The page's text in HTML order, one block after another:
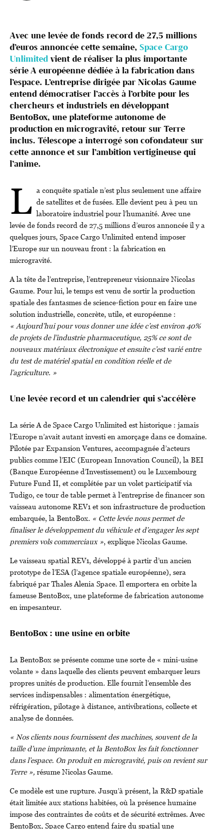
Avec une levée de fonds record de 27,5 millions
d’euros annoncée cette semaine, Space Cargo
Unlimited vient de réaliser la plus importante
série A européenne dédiée à la fabrication dans
l’espace. L’entreprise dirigée par Nicolas Gaume
entend démocratiser l’accès à l’orbite pour les
chercheurs et industriels en développant
BentoBox, une plateforme autonome de
production en microgravité, retour sur Terre
inclus. Télescope a interrogé son cofondateur sur
cette annonce et sur l’ambition vertigineuse qui
l’anime.
L a conquête spatiale n’est plus seulement une affaire
de satellites et de fusées. Elle devient peu à peu un
laboratoire industriel pour l’humanité. Avec une
levée de fonds record de 27,5 millions d’euros annoncée il y a
quelques jours, Space Cargo Unlimited entend imposer
l’Europe sur un nouveau front : la fabrication en
microgravité.
A la tête de l’entreprise, l’entrepreneur visionnaire Nicolas
Gaume. Pour lui, le temps est venu de sortir la production
spatiale des fantasmes de science-fiction pour en faire une
solution industrielle, concrète, utile, et européenne :
« Aujourd’hui pour vous donner une idée c’est environ 40%
de projets de l’industrie pharmaceutique, 25% ce sont de
nouveaux matériaux électronique et ensuite c’est varié entre
du test de matériel spatial en condition réelle et de
l’agriculture. »
Une levée record et un calendrier qui s’accélère
La série A de Space Cargo Unlimited est historique : jamais
l’Europe n’avait autant investi en amorçage dans ce domaine.
Pilotée par Expansion Ventures, accompagnée d’acteurs
publics comme l’EIC (European Innovation Council), la BEI
(Banque Européenne d’Investissement) ou le Luxembourg
Future Fund II, et complétée par un volet participatif via
Tudigo, ce tour de table permet à l’entreprise de financer son
vaisseau autonome REV1 et son infrastructure de production
embarquée, la BentoBox. « Cette levée nous permet de
finaliser le développement du véhicule et d’engager les sept
premiers vols commerciaux », explique Nicolas Gaume.
Le vaisseau spatial REV1, développé à partir d’un ancien
prototype de l’ESA (l’agence spatiale européenne), sera
fabriqué par Thales Alenia Space. Il emportera en orbite la
fameuse BentoBox, une plateforme de fabrication autonome
en impesanteur.
BentoBox : une usine en orbite
La BentoBox se présente comme une sorte de « mini-usine
volante » dans laquelle des clients peuvent embarquer leurs
propres unités de production. Elle fournit l’ensemble des
services indispensables : alimentation énergétique,
réfrigération, pilotage à distance, antivibrations, collecte et
analyse de données.
« Nos clients nous fournissent des machines, souvent de la
taille d’une imprimante, et la BentoBox les fait fonctionner
dans l’espace. On produit en microgravité, puis on revient sur
Terre »,résume Nicolas Gaume.
Ce modèle est une rupture. Jusqu’à présent, la R&D spatiale
était limitée aux stations habitées, où la présence humaine
impose des contraintes de coûts et de sécurité extrêmes. Avec
BentoBox, Space Cargo entend faire du spatial une